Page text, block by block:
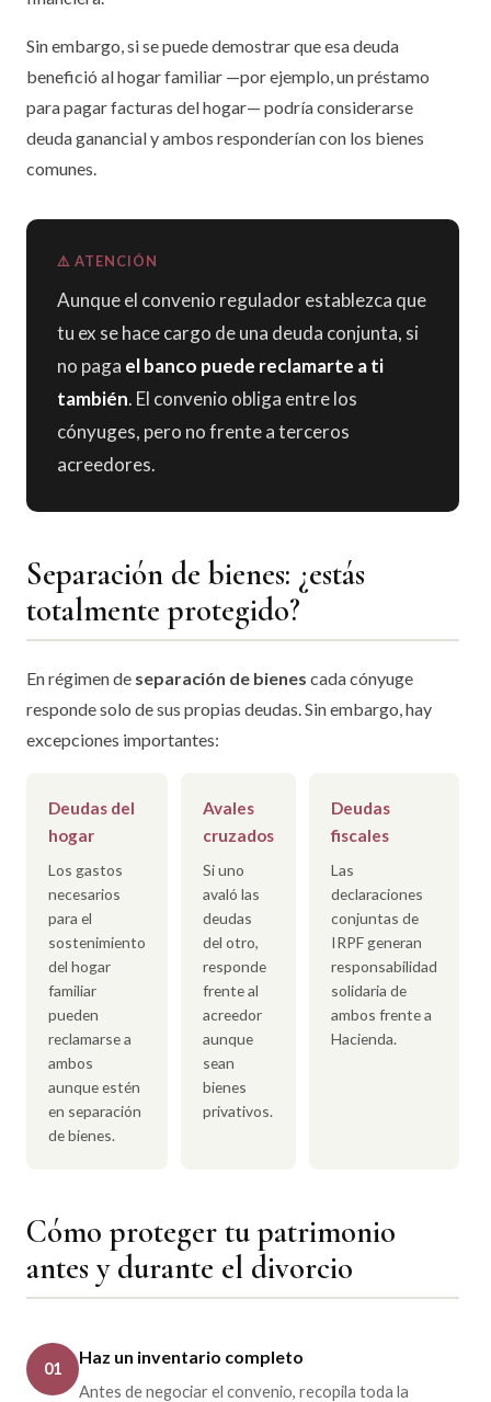
Sin embargo, si se puede demostrar que esa deuda
benefició al hogar familiar —por ejemplo, un préstamo
para pagar facturas del hogar— podría considerarse
deuda ganancial y ambos responderían con los bienes
comunes.
⚠️ ATENCIÓN
Aunque el convenio regulador establezca que
tu ex se hace cargo de una deuda conjunta, si
no paga el banco puede reclamarte a ti
también. El convenio obliga entre los
cónyuges, pero no frente a terceros
acreedores.
Separación de bienes: ¿estás
totalmente protegido?
En régimen de separación de bienes cada cónyuge
responde solo de sus propias deudas. Sin embargo, hay
excepciones importantes:
Deudas del
hogar
Los gastos
necesarios
para el
sostenimiento
del hogar
familiar
pueden
reclamarse a
ambos
aunque estén
en separación
de bienes.
Avales
cruzados
Si uno
avaló las
deudas
del otro,
responde
frente al
acreedor
aunque
sean
bienes
privativos.
Deudas
fiscales
Las
declaraciones
conjuntas de
IRPF generan
responsabilidad
solidaria de
ambos frente a
Hacienda.
Cómo proteger tu patrimonio
antes y durante el divorcio
01
Haz un inventario completo
Antes de negociar el convenio, recopila toda la